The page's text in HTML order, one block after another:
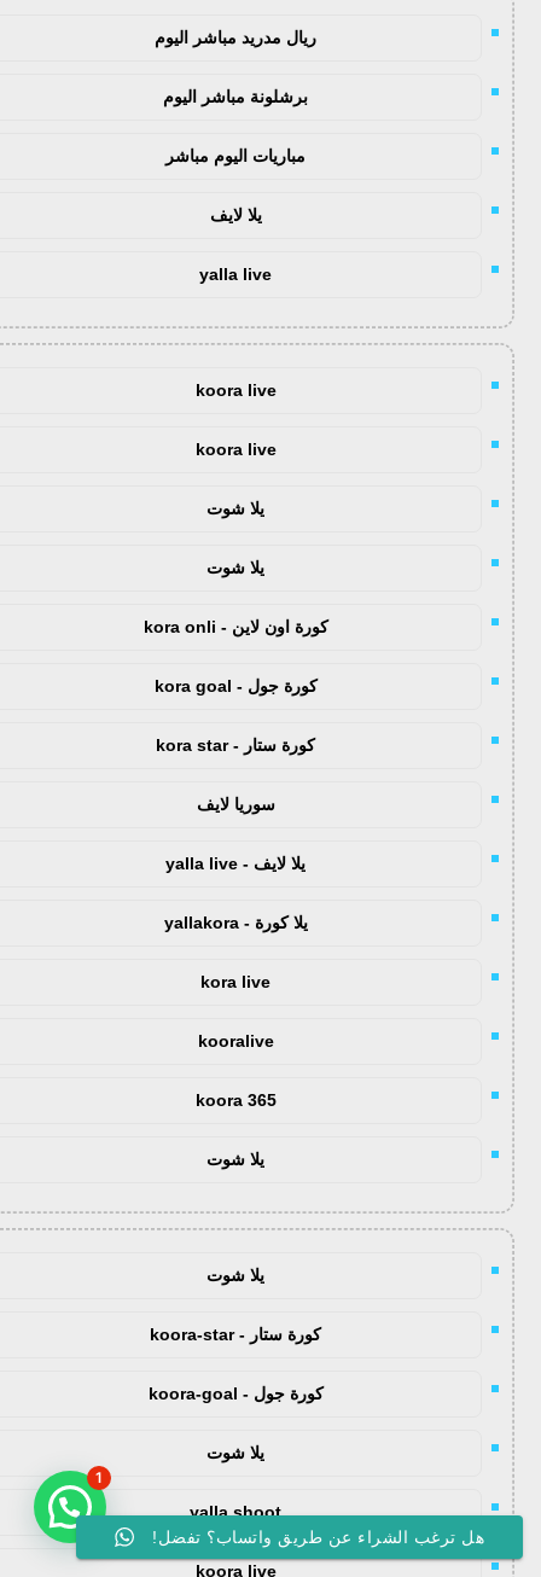
ريال مدريد مباشر اليوم
برشلونة مباشر اليوم
مباريات اليوم مباشر
يلا لايف
yalla live
koora live
koora live
يلا شوت
يلا شوت
كورة اون لاين - kora onli
كورة جول - kora goal
كورة ستار - kora star
سوريا لايف
يلا لايف - yalla live
يلا كورة - yallakora
kora live
kooralive
koora 365
يلا شوت
يلا شوت
كورة ستار - koora-star
كورة جول - koora-goal
يلا شوت
yalla shoot
koora live
هل ترغب الشراء عن طريق واتساب؟ تفضل!
1